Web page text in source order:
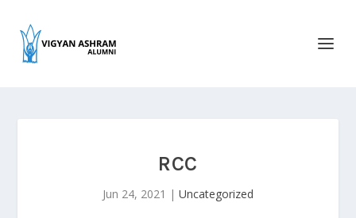
RCC
Jun 24, 2021 | Uncategorized